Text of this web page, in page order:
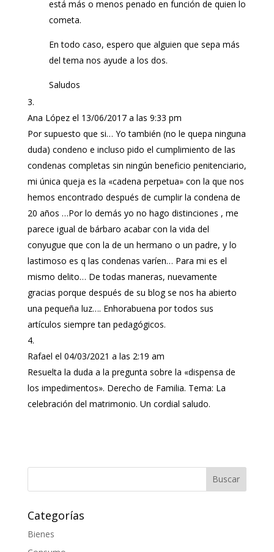
está más o menos penado en función de quien lo
cometa.
En todo caso, espero que alguien que sepa más
del tema nos ayude a los dos.
Saludos
Ana López el 13/06/2017 a las 9:33 pm
Por supuesto que si… Yo también (no le quepa ninguna
duda) condeno e incluso pido el cumplimiento de las
condenas completas sin ningún beneficio penitenciario,
mi única queja es la «cadena perpetua» con la que nos
hemos encontrado después de cumplir la condena de
20 años …Por lo demás yo no hago distinciones , me
parece igual de bárbaro acabar con la vida del
conyugue que con la de un hermano o un padre, y lo
lastimoso es q las condenas varíen… Para mi es el
mismo delito… De todas maneras, nuevamente
gracias porque después de su blog se nos ha abierto
una pequeña luz…. Enhorabuena por todos sus
artículos siempre tan pedagógicos.
Rafael el 04/03/2021 a las 2:19 am
Resuelta la duda a la pregunta sobre la «dispensa de
los impedimentos». Derecho de Familia. Tema: La
celebración del matrimonio. Un cordial saludo.
Categorías
Bienes